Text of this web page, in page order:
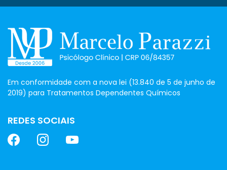
Em conformidade com a nova lei (13.840 de 5 de junho de
2019) para Tratamentos Dependentes Químicos
REDES SOCIAIS